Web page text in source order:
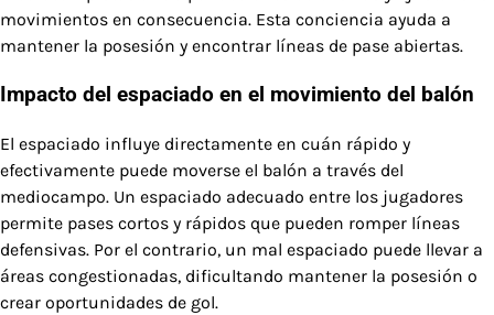
movimientos en consecuencia. Esta conciencia ayuda a
mantener la posesión y encontrar líneas de pase abiertas.
Impacto del espaciado en el movimiento del balón
El espaciado influye directamente en cuán rápido y
efectivamente puede moverse el balón a través del
mediocampo. Un espaciado adecuado entre los jugadores
permite pases cortos y rápidos que pueden romper líneas
defensivas. Por el contrario, un mal espaciado puede llevar a
áreas congestionadas, dificultando mantener la posesión o
crear oportunidades de gol.